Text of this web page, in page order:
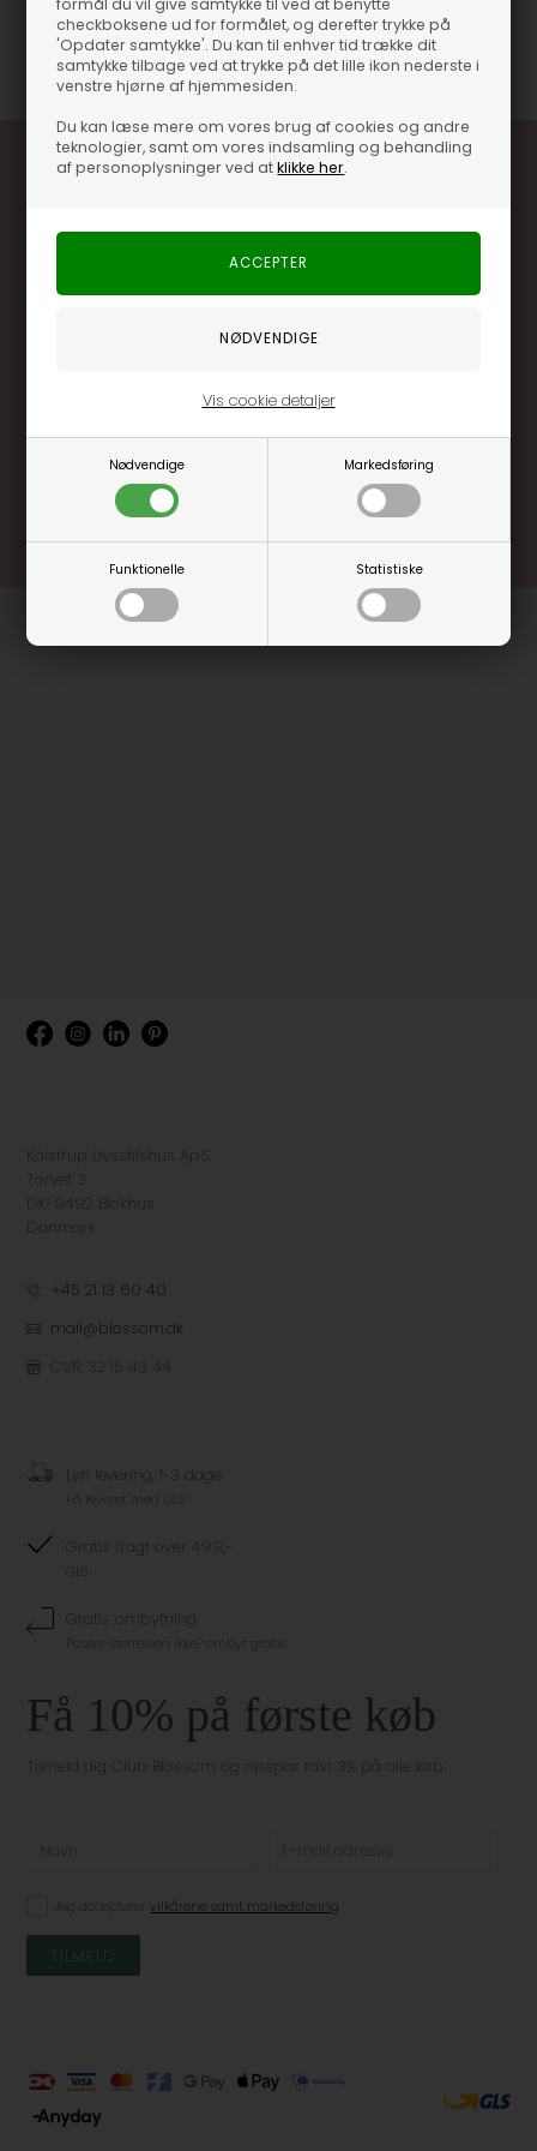
checkboksene ud for formålet, og derefter trykke på
'Opdater samtykke'. Du kan til enhver tid trække dit
samtykke tilbage ved at trykke på det lille ikon nederste i
venstre hjørne af hjemmesiden.
Du kan læse mere om vores brug af cookies og andre
teknologier, samt om vores indsamling og behandling
af personoplysninger ved atklikke her.
Nødvendige Markedsføring
Funktionelle Statistiske
Vis cookie detaljer
Særlige, eksklusive tilbud kun til klubkunder
.... og mange flere fordele
Læs mere og bliv medlem
Kalstrup Livsstilshus ApS
Torvet 3
DK-9492 Blokhus
Danmark
+45 21 13 60 40
mail@blossom.dk
CVR: 32 15 43 44
Lyn levering, 1-3 dage
Få leveret med GLS
Gratis fragt over 499,-
Gratis ombytning
Passer størrelsen ikke? ombyt gratis
Få 10% på første køb
Tilmeld dig Club Blossom og opspar fast 3% på alle køb
Jeg accepterervilkårene samt markedsføring